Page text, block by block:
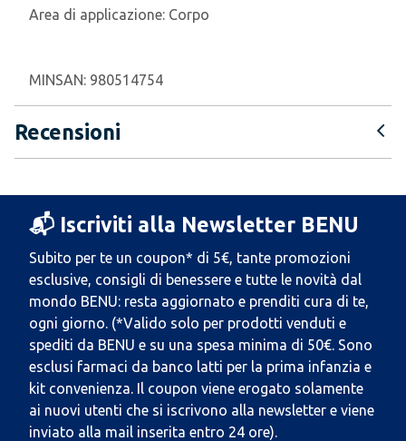
Area di applicazione: Corpo
MINSAN: 980514754
Recensioni
📬 Iscriviti alla Newsletter BENU
Subito per te un coupon* di 5€, tante promozioni
esclusive, consigli di benessere e tutte le novità dal
mondo BENU: resta aggiornato e prenditi cura di te,
ogni giorno. (*Valido solo per prodotti venduti e
spediti da BENU e su una spesa minima di 50€. Sono
esclusi farmaci da banco latti per la prima infanzia e
kit convenienza. Il coupon viene erogato solamente
ai nuovi utenti che si iscrivono alla newsletter e viene
inviato alla mail inserita entro 24 ore).